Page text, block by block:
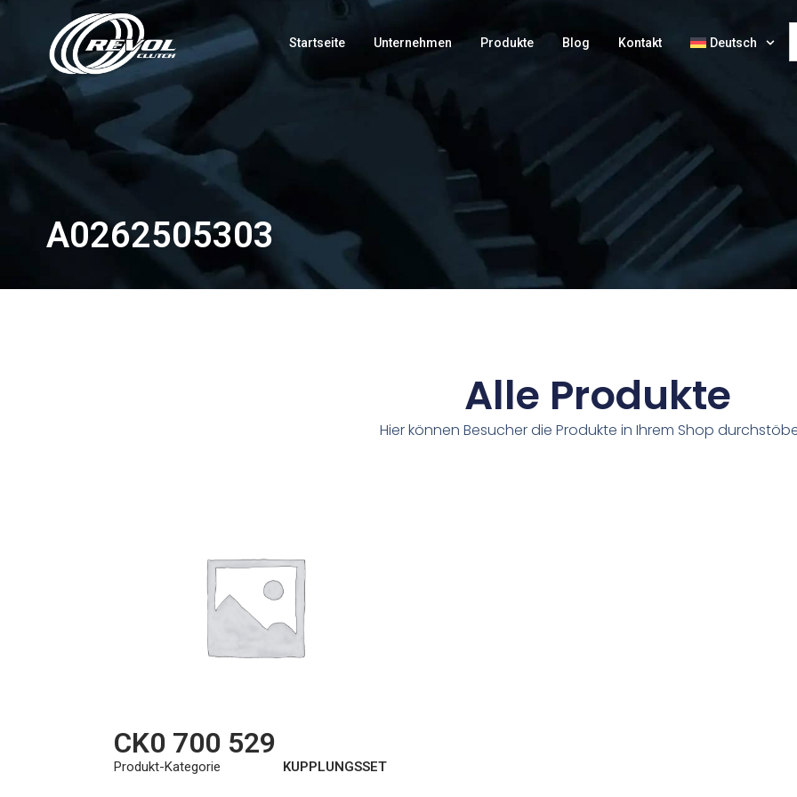
Startseite Unternehmen Produkte Blog Kontakt Deutsch
A0262505303
Alle Produkte
Hier können Besucher die Produkte in Ihrem Shop
CK0 700 529
Produkt-Kategorie KUPPLUNGSSET